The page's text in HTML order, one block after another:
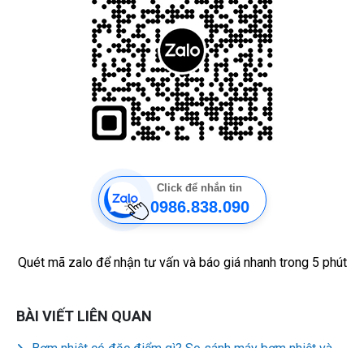
Click để nhắn tin
0986.838.090
Quét mã zalo để nhận tư vấn và báo giá nhanh trong 5 phút
BÀI VIẾT LIÊN QUAN